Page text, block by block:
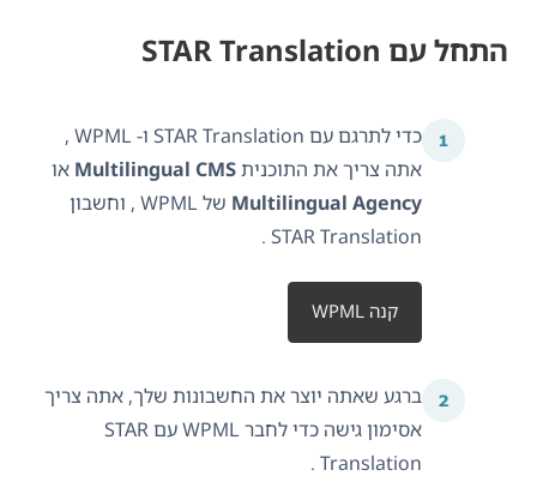
התחל עם STAR Translation
כדי לתרגם עם STAR Translation ו- WPML ,
אתה צריך את התוכניתMultilingual CMS או
Multilingual Agency
של WPML , וחשבון
STAR Translation .
קנה WPML
ברגע שאתה יוצר את החשבונות שלך, אתה צריך
אסימון גישה כדי לחבר WPML עם STAR
Translation .